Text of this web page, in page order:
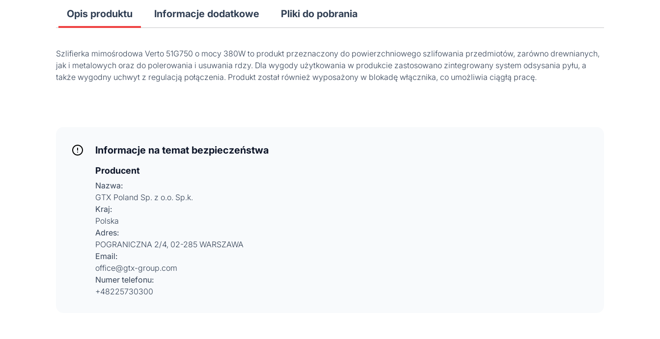
Opis produktu Informacje dodatkowe Pliki do pobrania
Szlifierka mimośrodowa Verto 51G750 o mocy 380W to produkt przeznaczony do powierzchniowego szlifowania przedmiotów, zarówno drewnianych,
jak i metalowych oraz do polerowania i usuwania rdzy. Dla wygody użytkowania w produkcie zastosowano zintegrowany system odsysania pyłu, a
także wygodny uchwyt z regulacją połączenia. Produkt został również wyposażony w blokadę włącznika, co umożliwia ciągłą pracę.
Informacje na temat bezpieczeństwa
Producent
Nazwa:
GTX Poland Sp. z o.o. Sp.k.
Kraj:
Polska
Adres:
POGRANICZNA 2/4, 02-285 WARSZAWA
Email:
office@gtx-group.com
Numer telefonu:
+48225730300